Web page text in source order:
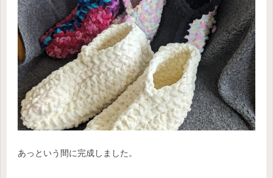
あっという間に完成しました。